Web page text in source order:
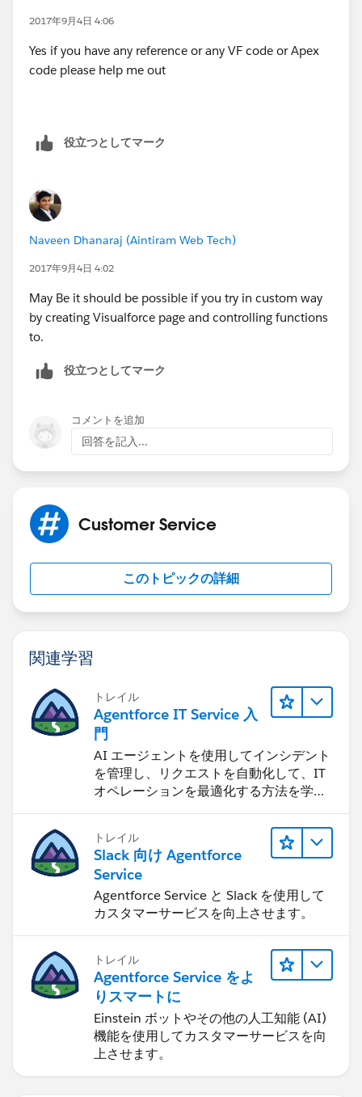
2017年9月4日 4:06
Yes if you have any reference or any VF code or Apex
code please help me out
役立つとしてマーク
Naveen Dhanaraj (Aintiram Web Tech)
2017年9月4日 4:02
May Be it should be possible if you try in custom way
by creating Visualforce page and controlling functions
to.
役立つとしてマーク
コメントを追加
回答を記入...
Customer Service
このトピックの詳細
関連学習
トレイル
Agentforce IT Service 入
門
AI エージェントを使用してインシデント
を管理し、リクエストを自動化して、IT
オペレーションを最適化する方法を学習
トレイル
Slack 向け Agentforce
Service
Agentforce Service と Slack を使用して
カスタマーサービスを向上させます。
トレイル
Agentforce Service をよ
りスマートに
Einstein ボットやその他の人工知能 (AI)
機能を使用してカスタマーサービスを向
上させます。